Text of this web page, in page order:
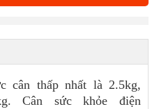
cân thấp nhất là 2.5kg,
Cân sức khỏe điện